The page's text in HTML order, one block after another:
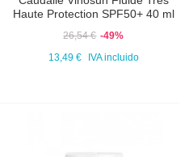
Haute Protection SPF50+ 40 ml
26,54 € -49%
13,49 €
IVA incluido